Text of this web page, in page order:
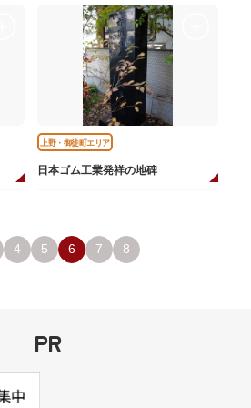
上野・御徒町エリア
日本ゴム工業発祥の地碑
4 5 6 7 8
PR